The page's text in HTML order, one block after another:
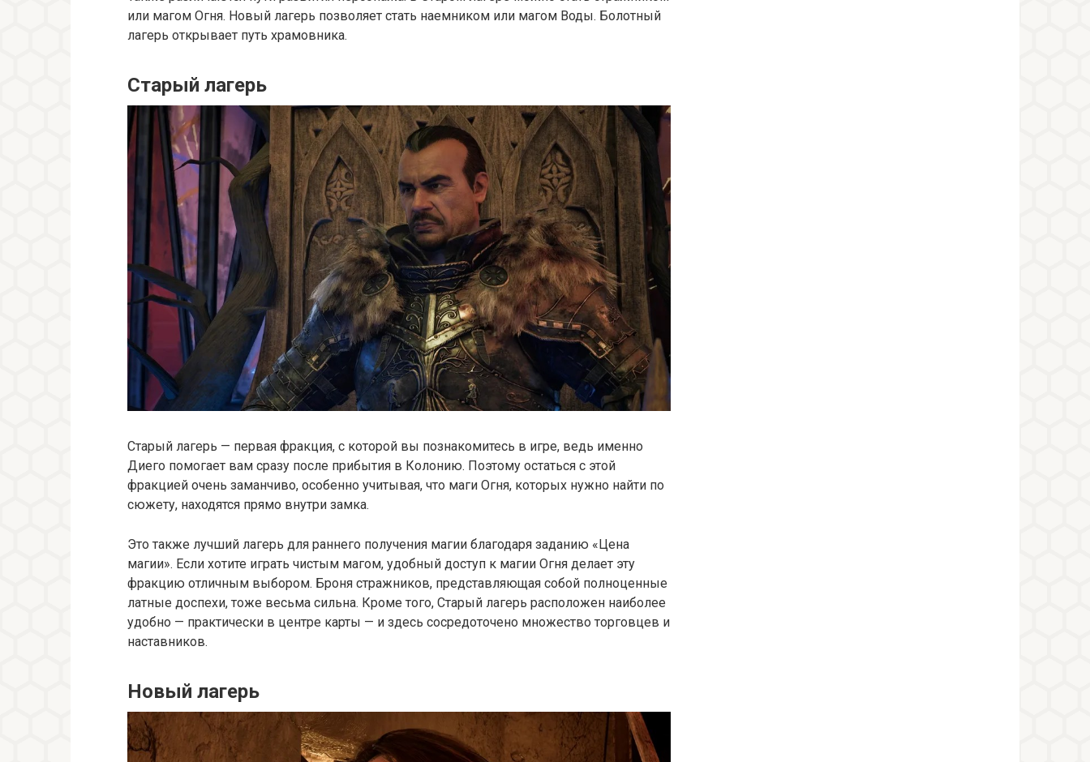
или магом Огня. Новый лагерь позволяет стать наемником или магом Воды. Болотный
лагерь открывает путь храмовника.
Старый лагерь
Старый лагерь — первая фракция, с которой вы познакомитесь в игре, ведь именно
Диего помогает вам сразу после прибытия в Колонию. Поэтому остаться с этой
фракцией очень заманчиво, особенно учитывая, что маги Огня, которых нужно найти по
сюжету, находятся прямо внутри замка.
Это также лучший лагерь для раннего получения магии благодаря заданию «Цена
магии». Если хотите играть чистым магом, удобный доступ к магии Огня делает эту
фракцию отличным выбором. Броня стражников, представляющая собой полноценные
латные доспехи, тоже весьма сильна. Кроме того, Старый лагерь расположен наиболее
удобно — практически в центре карты — и здесь сосредоточено множество торговцев и
наставников.
Новый лагерь